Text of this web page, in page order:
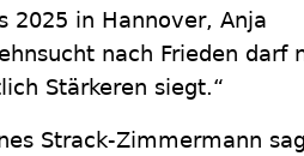
2025 in Hannover, Anja
nach Frieden darf
Stärkeren siegt.“
Strack-Zimmermann